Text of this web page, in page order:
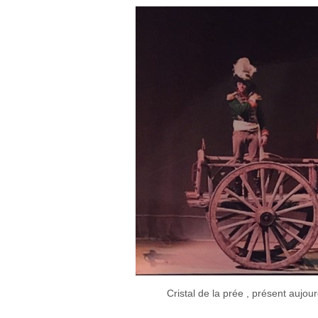
Cristal de la prée , présent aujourd'hui au